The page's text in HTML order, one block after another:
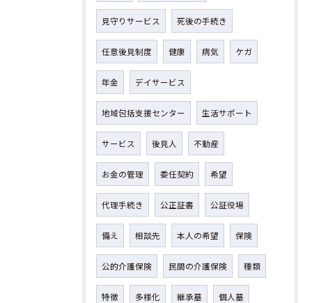
見守りサービス 死後の手続き
任意後見制度 健康 病気 ケガ
年金 デイサービス
地域包括支援センター 生活サポート
サービス 後見人 不動産
お金の管理 委任契約 希望
代理手続き 公正証書 公証役場
備え 相談先 本人の希望 保険
公的介護保険 民間の介護保険 種類
特徴 多様化 継承墓 個人墓